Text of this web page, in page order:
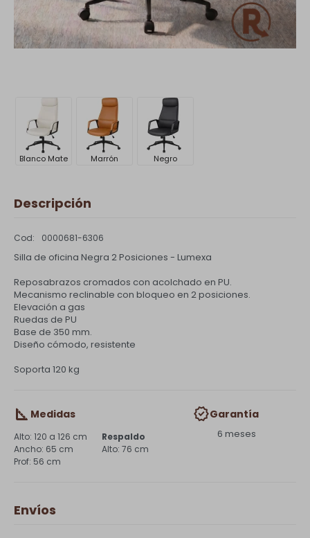
Blanco Mate Marrón Negro
Descripción
0000681-6306
Silla de oficina Negra 2 Posiciones - Lumexa
Reposabrazos cromados con acolchado en PU.
Mecanismo reclinable con bloqueo en 2 posiciones.
Elevación a gas
Ruedas de PU
Base de 350 mm.
Diseño cómodo, resistente
Soporta 120 kg
Medidas
120 a 126 cm
65 cm
56 cm
Respaldo
76 cm
Garantía
6 meses
Envíos